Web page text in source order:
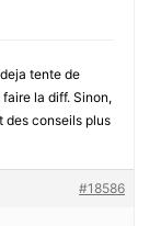
tente de
la diff. Sinon,
des conseils plus
#18586